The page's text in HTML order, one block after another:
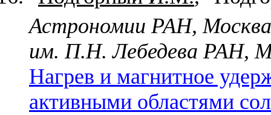
Астрономии РАН,
им. П.Н. Лебедева РАН,
Нагрев и магнитное
активными областями